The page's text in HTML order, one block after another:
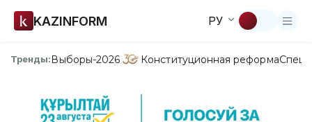
KAZINFORM РУ
Тренды:Выборы-2026 Конституционная реформа